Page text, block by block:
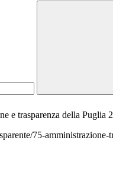
e trasparenza della Puglia
75-amministrazione-